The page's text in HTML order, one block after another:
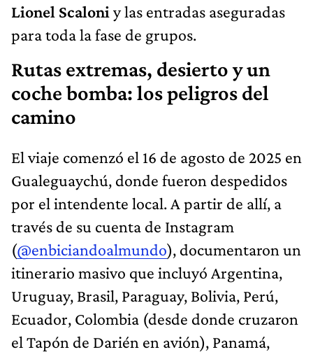
Lionel Scaloni y las entradas aseguradas
para toda la fase de grupos.
Rutas extremas, desierto y un
coche bomba: los peligros del
camino
El viaje comenzó el 16 de agosto de 2025 en
Gualeguaychú, donde fueron despedidos
por el intendente local. A partir de allí, a
través de su cuenta de Instagram
(@enbiciandoalmundo), documentaron un
itinerario masivo que incluyó Argentina,
Uruguay, Brasil, Paraguay, Bolivia, Perú,
Ecuador, Colombia (desde donde cruzaron
el Tapón de Darién en avión), Panamá,